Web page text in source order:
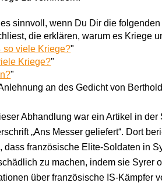
sinnvoll, wenn Du Dir die
die erklären, warum es Kriege
so viele Kriege?"
Kriege?"
"
an des Gedicht von
Abhandlung war ein Artikel in der
„Ans Messer geliefert“. Dort
dass französische Elite-Soldaten in
zu machen, indem sie Syrer
über französische IS-Kämpfer